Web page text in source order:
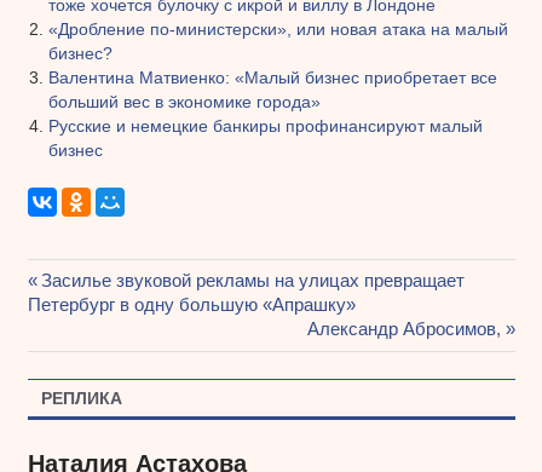
тоже хочется булочку с икрой и виллу в Лондоне
«Дробление по-министерски», или новая атака на малый
бизнес?
Валентина Матвиенко: «Малый бизнес приобретает все
больший вес в экономике города»
Русские и немецкие банкиры профинансируют малый
бизнес
Навигация
по
записям
Предыдущая
запись:
Засилье звуковой рекламы на улицах превращает
Петербург в одну большую «Апрашку»
Следующая
запись:
Александр Абросимов,
РЕПЛИКА
Наталия Астахова